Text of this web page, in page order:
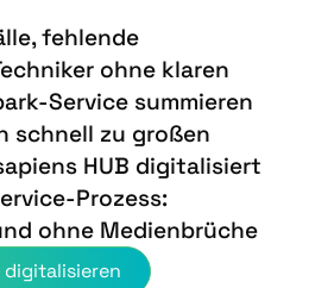
fehlende
ohne klaren
Service summieren
schnell zu großen
HUB digitalisiert
Prozess:
ohne Medienbrüche